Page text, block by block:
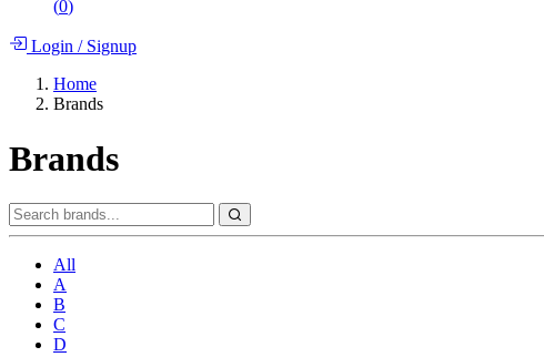
(0)
Login /Signup
Home
Brands
Brands
All
A
B
C
D